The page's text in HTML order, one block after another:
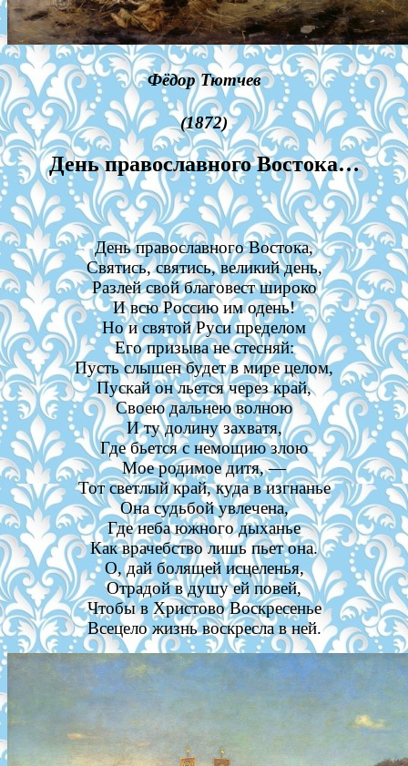
Фёдор Тютчев
(1872)
День православного Востока…
День православного Востока,
Святись, святись, великий день,
Разлей свой благовест широко
И всю Россию им одень!
Но и святой Руси пределом
Его призыва не стесняй:
Пусть слышен будет в мире целом,
Пускай он льется через край,
Своею дальнею волною
И ту долину захватя,
Где бьется с немощию злою
Мое родимое дитя, —
Тот светлый край, куда в изгнанье
Она судьбой увлечена,
Где неба южного дыханье
Как врачебство лишь пьет она.
О, дай болящей исцеленья,
Отрадой в душу ей повей,
Чтобы в Христово Воскресенье
Всецело жизнь воскресла в ней.